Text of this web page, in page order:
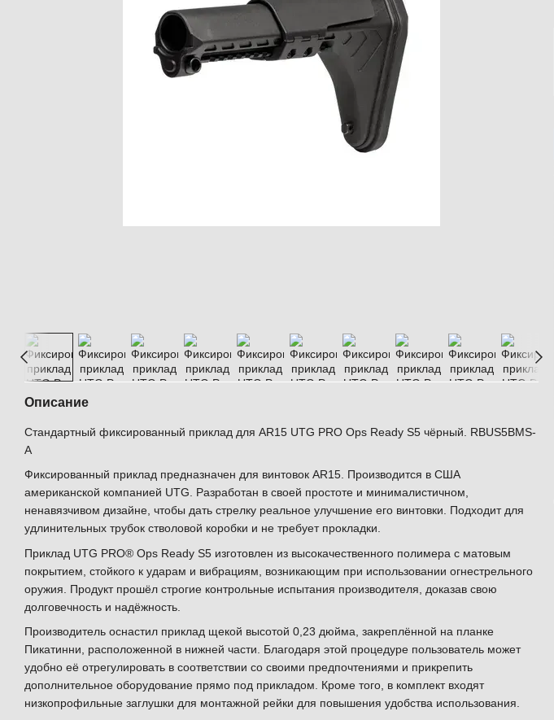
Описание
Стандартный фиксированный приклад для AR15 UTG PRO Ops Ready S5 чёрный. RBUS5BMS-
A
Фиксированный приклад предназначен для винтовок AR15. Производится в США
американской компанией UTG. Разработан в своей простоте и минималистичном,
ненавязчивом дизайне, чтобы дать стрелку реальное улучшение его винтовки. Подходит для
удлинительных трубок стволовой коробки и не требует прокладки.
Приклад UTG PRO® Ops Ready S5 изготовлен из высокачественного полимера с матовым
покрытием, стойкого к ударам и вибрациям, возникающим при использовании огнестрельного
оружия. Продукт прошёл строгие контрольные испытания производителя, доказав свою
долговечность и надёжность.
Производитель оснастил приклад щекой высотой 0,23 дюйма, закреплённой на планке
Пикатинни, расположенной в нижней части. Благодаря этой процедуре пользователь может
удобно её отрегулировать в соответствии со своими предпочтениями и прикрепить
дополнительное оборудование прямо под прикладом. Кроме того, в комплект входят
низкопрофильные заглушки для монтажной рейки для повышения удобства использования.